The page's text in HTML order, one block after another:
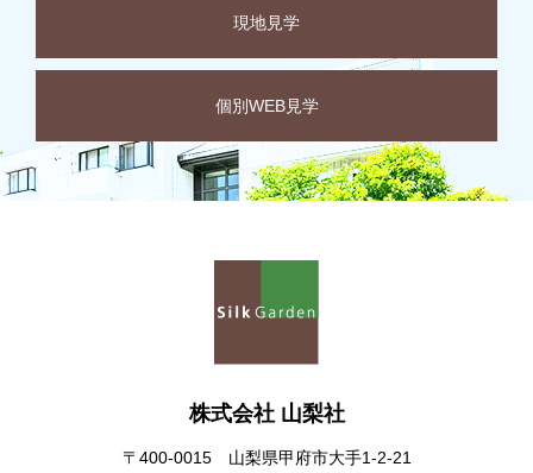
現地見学
個別WEB見学
株式会社 山梨社
〒400-0015 山梨県甲府市大手1-2-21